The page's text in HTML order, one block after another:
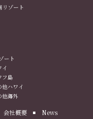
リゾート
ート
イ
フ島
他ハワイ
他海外
会社概要 News